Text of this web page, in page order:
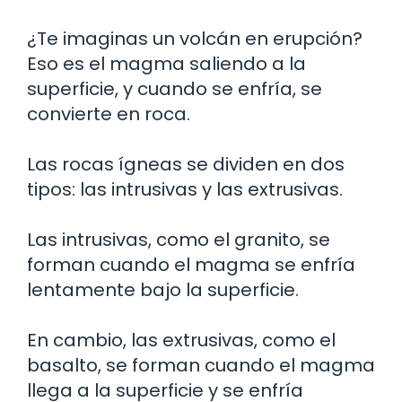
¿Te imaginas un volcán en erupción?
Eso es el magma saliendo a la
superficie, y cuando se enfría, se
convierte en roca.
Las rocas ígneas se dividen en dos
tipos: las intrusivas y las extrusivas.
Las intrusivas, como el granito, se
forman cuando el magma se enfría
lentamente bajo la superficie.
En cambio, las extrusivas, como el
basalto, se forman cuando el magma
llega a la superficie y se enfría